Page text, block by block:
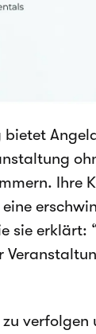
bietet
Ihre
sie erklärt:
verfolgen